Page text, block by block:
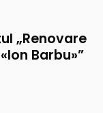
„Renovare
Barbu»”